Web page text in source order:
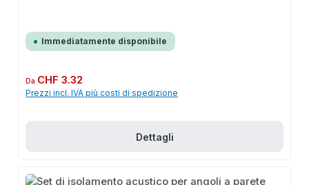
Immediatamente disponibile
Prezzo normale:
Da CHF 3.32
Prezzi incl. IVA più costi di spedizione
Dettagli